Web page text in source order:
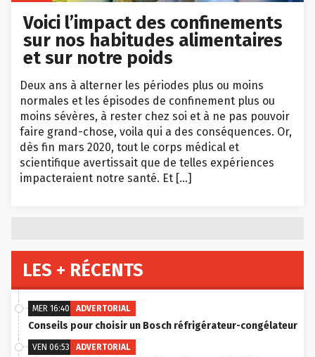
Voici l’impact des confinements
sur nos habitudes alimentaires
et sur notre poids
Deux ans à alterner les périodes plus ou moins
normales et les épisodes de confinement plus ou
moins sévères, à rester chez soi et à ne pas pouvoir
faire grand-chose, voila qui a des conséquences. Or,
dès fin mars 2020, tout le corps médical et
scientifique avertissait que de telles expériences
impacteraient notre santé. Et […]
LES + RÉCENTS
MER 16:40 ADVERTORIAL
Conseils pour choisir un Bosch réfrigérateur-congélateur
VEN 06:53 ADVERTORIAL